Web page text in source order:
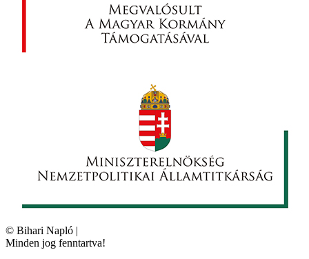
© Bihari Napló |
Minden jog fenntartva!